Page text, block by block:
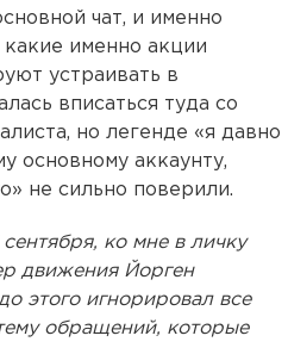
чат, и именно
какие именно акции
устраивать в
вписаться туда со
но легенде «я давно
основному аккаунту,
не сильно поверили.
ко мне в личку
движения Йорген
этого игнорировал все
обращений, которые